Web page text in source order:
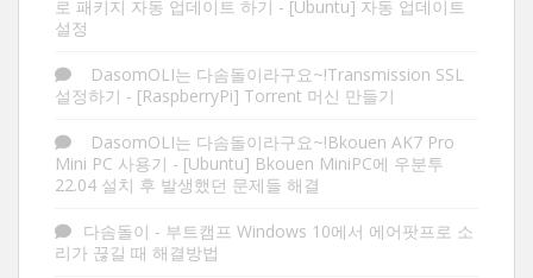
로 패키지 자동 업데이트 하기 - [Ubuntu] 자동 업데이트
설정
DasomOLI는 다솜돌이라구요~!Transmission SSL
설정하기 - [RaspberryPi] Torrent 머신 만들기
DasomOLI는 다솜돌이라구요~!Bkouen AK7 Pro
Mini PC 사용기 - [Ubuntu] Bkouen MiniPC에 우분투
22.04 설치 후 발생했던 문제들 해결
다솜돌이 - 부트캠프 Windows 10에서 에어팟프로 소
리가 끊길 때 해결방법